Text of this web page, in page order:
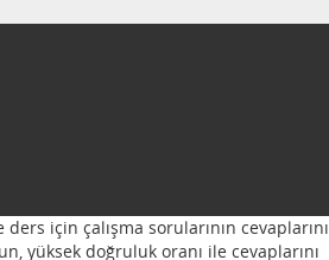
için çalışma sorularının cevaplarını
yüksek doğruluk oranı ile cevaplarını